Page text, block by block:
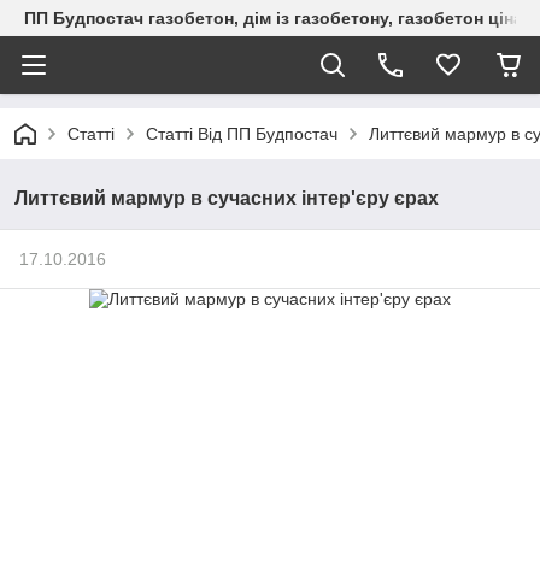
ПП Будпостач газобетон, дім із газобетону, газобетон
Статті Статті Від ПП Будпостач Литтєвий мармур в
Литтєвий мармур в сучасних інтер'єру єрах
17.10.2016